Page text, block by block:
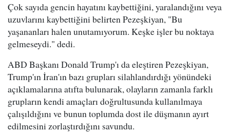
Çok sayıda gencin hayatını kaybettiğini, yaralandığını veya
uzuvlarını kaybettiğini belirten Pezeşkiyan, "Bu
yaşananları halen unutamıyorum. Keşke işler bu noktaya
gelmeseydi." dedi.
ABD Başkanı Donald Trump'ı da eleştiren Pezeşkiyan,
Trump'ın İran'ın bazı grupları silahlandırdığı yönündeki
açıklamalarına atıfta bulunarak, olayların zamanla farklı
grupların kendi amaçları doğrultusunda kullanılmaya
çalışıldığını ve bunun toplumda dost ile düşmanın ayırt
edilmesini zorlaştırdığını savundu.